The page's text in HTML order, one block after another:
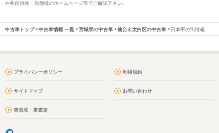
や各自治体・店舗様のホームページ等でご確認下さい。
中古車トップ 中古車情報:一覧 宮城県の中古車 仙台市太白区の中古車 日本平の街情報
プライバシーポリシー 利用規約
サイトマップ お問い合わせ
車買取・車査定